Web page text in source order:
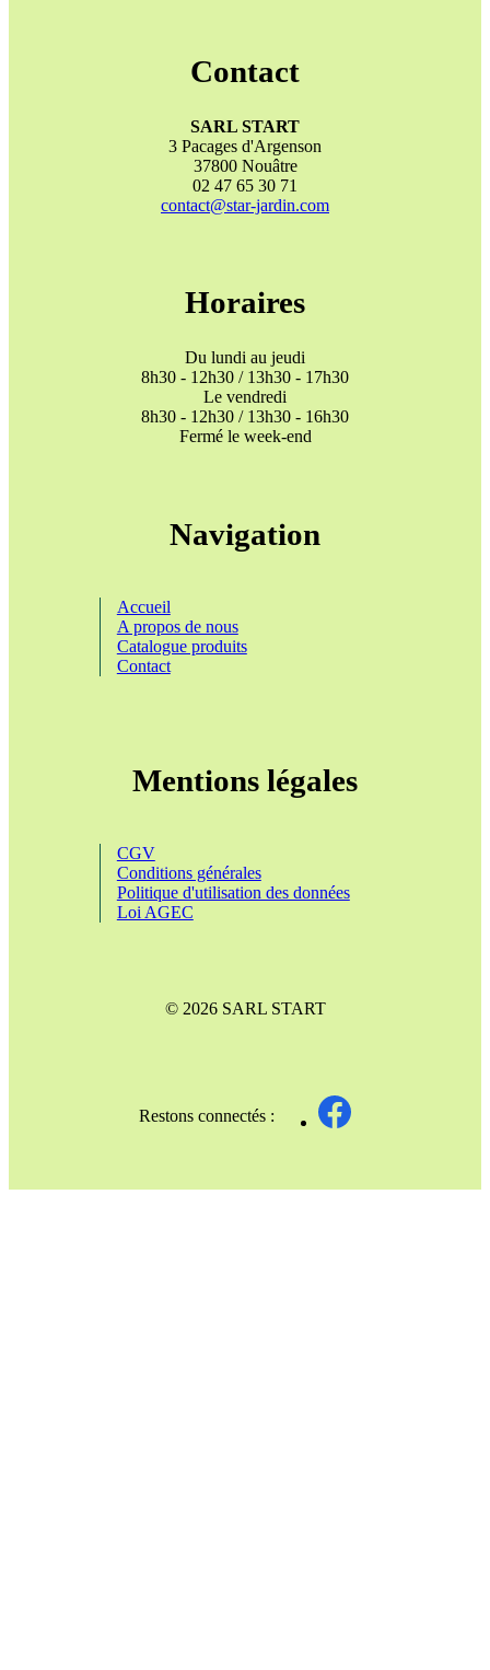
Contact
SARL START
3 Pacages d'Argenson
37800 Nouâtre
02 47 65 30 71
contact@star-jardin.com
Horaires
Du lundi au jeudi
8h30 - 12h30 / 13h30 - 17h30
Le vendredi
8h30 - 12h30 / 13h30 - 16h30
Fermé le week-end
Navigation
Accueil
A propos de nous
Catalogue produits
Contact
Mentions légales
CGV
Conditions générales
Politique d'utilisation des données
Loi AGEC
© 2026 SARL START
Restons connectés :